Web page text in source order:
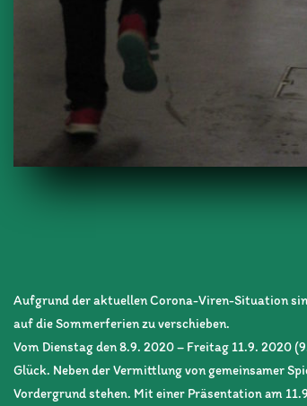
Aufgrund der aktuellen Corona-Viren-Situation
auf die Sommerferien zu verschieben.
Vom Dienstag den 8.9. 2020 – Freitag 11.9. 2020
Glück. Neben der Vermittlung von gemeinsamer
Vordergrund stehen. Mit einer Präsentation am